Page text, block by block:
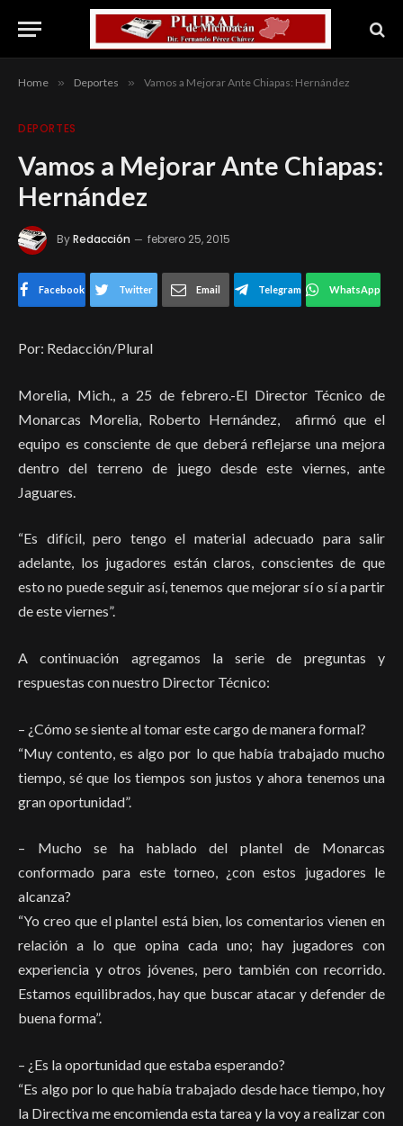
Home » Deportes » Vamos a Mejorar Ante Chiapas: Hernández
DEPORTES
Vamos a Mejorar Ante Chiapas:
Hernández
ByRedacción febrero 25, 2015
Facebook Twitter Email Telegram WhatsApp
Por: Redacción/Plural
Morelia, Mich., a 25 de febrero.-El Director Técnico de
Monarcas Morelia, Roberto Hernández, afirmó que el
equipo es consciente de que deberá reflejarse una mejora
dentro del terreno de juego desde este viernes, ante
Jaguares.
“Es difícil, pero tengo el material adecuado para salir
adelante, los jugadores están claros, conscientes de que
esto no puede seguir así, tenemos que mejorar sí o sí a partir
de este viernes”.
A continuación agregamos la serie de preguntas y
respuestas con nuestro Director Técnico:
– ¿Cómo se siente al tomar este cargo de manera formal?
“Muy contento, es algo por lo que había trabajado mucho
tiempo, sé que los tiempos son justos y ahora tenemos una
gran oportunidad”.
– Mucho se ha hablado del plantel de Monarcas
conformado para este torneo, ¿con estos jugadores le
alcanza?
“Yo creo que el plantel está bien, los comentarios vienen en
relación a lo que opina cada uno; hay jugadores con
experiencia y otros jóvenes, pero también con recorrido.
Estamos equilibrados, hay que buscar atacar y defender de
buena forma”.
– ¿Es la oportunidad que estaba esperando?
“Es algo por lo que había trabajado desde hace tiempo, hoy
la Directiva me encomienda esta tarea y la voy a realizar con